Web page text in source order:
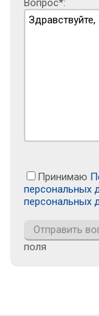
Вопрос*:
Принимаю
персональных
персональных
поля